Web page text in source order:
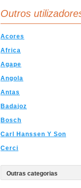
Outros
Acores
Africa
Agape
Angola
Antas
Badajoz
Bosch
Carl Hanssen Y Son
Cerci